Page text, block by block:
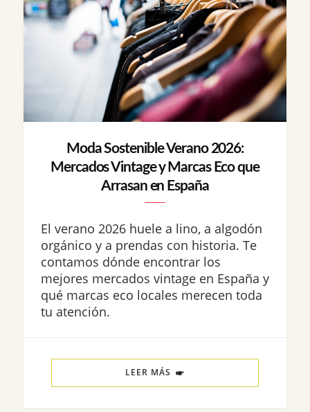
Moda Sostenible Verano 2026:
Mercados Vintage y Marcas Eco que
Arrasan en España
El verano 2026 huele a lino, a algodón
orgánico y a prendas con historia. Te
contamos dónde encontrar los
mejores mercados vintage en España y
qué marcas eco locales merecen toda
tu atención.
LEER MÁS